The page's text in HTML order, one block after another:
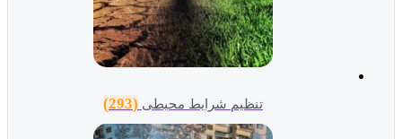
تنظیم شرایط محیطی (293)